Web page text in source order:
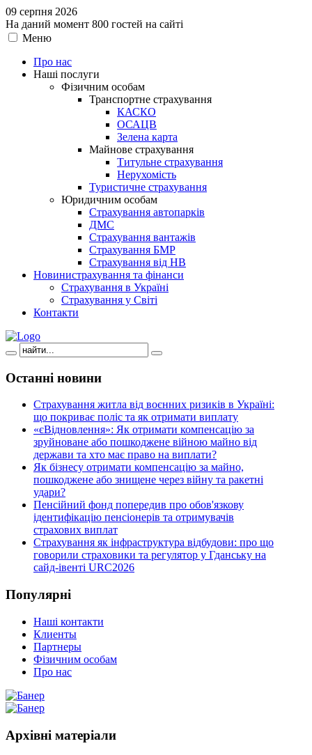
09 серпня 2026
На даний момент 800 гостей на сайті
Меню
Про нас
Наші послуги
Фізичним особам
Транспортне страхування
КАСКО
ОСАЦВ
Зелена карта
Майнове страхування
Титульне страхування
Нерухомість
Туристичне страхування
Юридичним особам
Страхування автопарків
ДМС
Страхування вантажів
Страхування БМР
Страхування від НВ
Новинистрахування та фінанси
Страхування в Україні
Страхування у Світі
Контакти
Останні новини
Страхування житла від воєнних ризиків в Україні:
що покриває поліс та як отримати виплату
«єВідновлення»: Як отримати компенсацію за
зруйноване або пошкоджене війною майно від
держави та хто має право на виплати?
Як бізнесу отримати компенсацію за майно,
пошкоджене або знищене через війну та ракетні
удари?
Пенсійний фонд попередив про обов'язкову
ідентифікацію пенсіонерів та отримувачів
страхових виплат
Страхування як інфраструктура відбудови: про що
говорили страховики та регулятор у Гданську на
сайд-івенті URC2026
Популярні
Наші контакти
Клиенты
Партнеры
Фізичним особам
Про нас
Архівні матеріали